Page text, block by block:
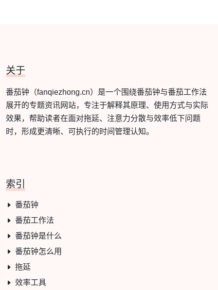
关于
番茄钟（fanqiezhong.cn）是一个围绕番茄钟与番茄工作法
展开的专题资讯网站，专注于解释其原理、使用方式与实际
效果，帮助读者在面对拖延、注意力分散与效率低下问题
时，形成更清晰、可执行的时间管理认知。
索引
番茄钟
番茄工作法
番茄钟是什么
番茄钟怎么用
拖延
效率工具